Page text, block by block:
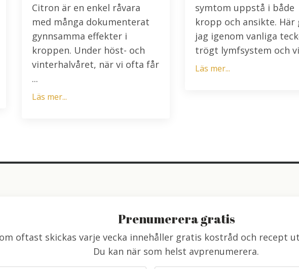
Citron är en enkel råvara
med många dokumenterat
gynnsamma effekter i
kroppen. Under höst- och
vinterhalvåret, när vi ofta får
...
Läs mer...
symtom uppstå i både
kropp och ansikte. Här
jag igenom vanliga
trögt lymfsystem och
Läs mer...
Prenumerera gratis
oftast skickas varje vecka innehåller gratis kostråd och recept
Du kan när som helst avprenumerera.